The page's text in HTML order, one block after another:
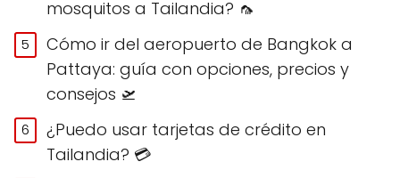
mosquitos a Tailandia? 🦟
Cómo ir del aeropuerto de Bangkok a
Pattaya: guía con opciones, precios y
consejos 🛫
¿Puedo usar tarjetas de crédito en
Tailandia? 💳